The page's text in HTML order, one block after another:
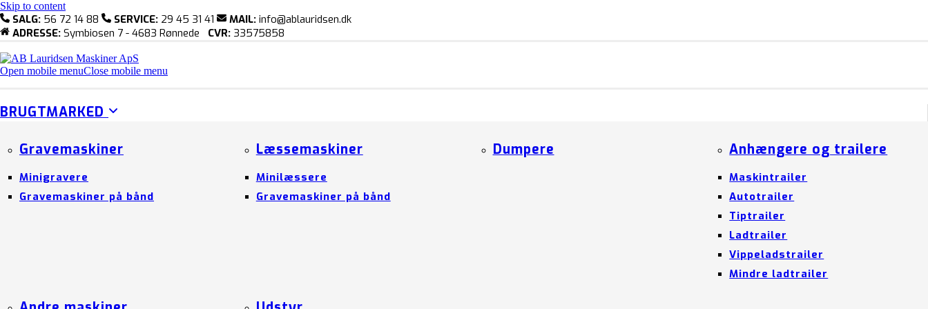
Skip to content
SALG: 56 72 14 88 SERVICE: 29 45 31 41 MAIL: info@ablauridsen.dk
ADRESSE: Symbiosen 7 - 4683 Rønnede CVR: 33575858
Open mobile menuClose mobile menu
BRUGTMARKED
Gravemaskiner
Minigravere
Gravemaskiner på bånd
Læssemaskiner
Minilæssere
Gravemaskiner på bånd
Dumpere Anhængere og trailere
Maskintrailer
Autotrailer
Tiptrailer
Ladtrailer
Vippeladstrailer
Mindre ladtrailer